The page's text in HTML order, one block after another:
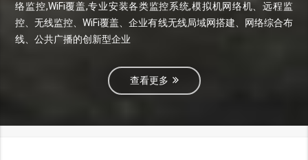
络监控,WiFi覆盖,专业安装各类监控系统,模拟机网络机、远程监
控、无线监控、WiFi覆盖、企业有线无线局域网搭建、网络综合布
线、公共广播的创新型企业
查看更多